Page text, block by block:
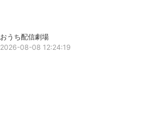
おうち配信劇場
2026-08-08 12:24:19